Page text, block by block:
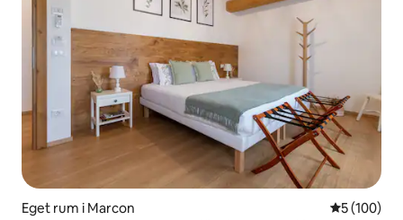
Eget rum i Marcon 5 av 5 i
5 (100)